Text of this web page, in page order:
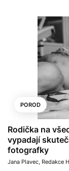
POROD
Rodička na
vypadají
fotografky
Jana Plavec, Redakce